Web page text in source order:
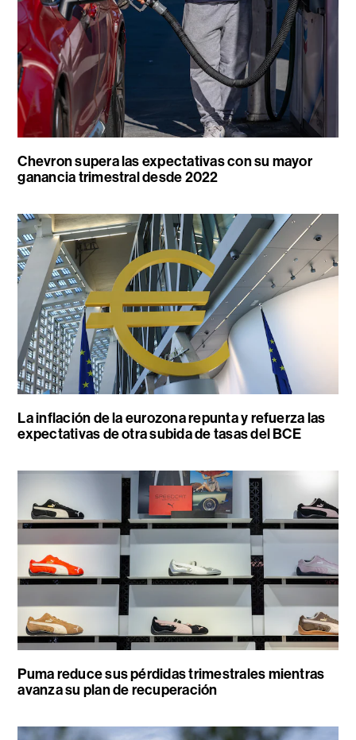
Chevron supera las expectativas con su mayor
ganancia trimestral desde 2022
La inflación de la eurozona repunta y refuerza las
expectativas de otra subida de tasas del BCE
Puma reduce sus pérdidas trimestrales mientras
avanza su plan de recuperación